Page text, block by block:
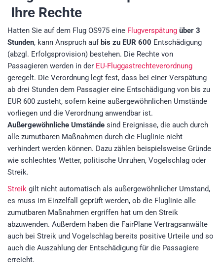
Ihre Rechte
Hatten Sie auf dem Flug OS975 eine Flugverspätung über 3
Stunden, kann Anspruch auf bis zu EUR 600 Entschädigung
(abzgl. Erfolgsprovision) bestehen. Die Rechte von
Passagieren werden in der EU-Fluggastrechteverordnung
geregelt. Die Verordnung legt fest, dass bei einer Verspätung
ab drei Stunden dem Passagier eine Entschädigung von bis zu
EUR 600 zusteht, sofern keine außergewöhnlichen Umstände
vorliegen und die Verordnung anwendbar ist.
Außergewöhnliche Umstände sind Ereignisse, die auch durch
alle zumutbaren Maßnahmen durch die Fluglinie nicht
verhindert werden können. Dazu zählen beispielsweise Gründe
wie schlechtes Wetter, politische Unruhen, Vogelschlag oder
Streik.
Streik gilt nicht automatisch als außergewöhnlicher Umstand,
es muss im Einzelfall geprüft werden, ob die Fluglinie alle
zumutbaren Maßnahmen ergriffen hat um den Streik
abzuwenden. Außerdem haben die FairPlane Vertragsanwälte
auch bei Streik und Vogelschlag bereits positive Urteile und so
auch die Auszahlung der Entschädigung für die Passagiere
erreicht.